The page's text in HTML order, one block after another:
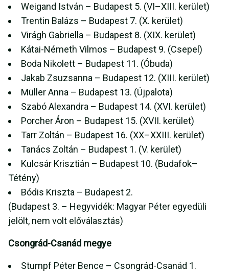
Weigand István – Budapest 5. (VI–XIII. kerület)
Trentin Balázs – Budapest 7. (X. kerület)
Virágh Gabriella – Budapest 8. (XIX. kerület)
Kátai-Németh Vilmos – Budapest 9. (Csepel)
Boda Nikolett – Budapest 11. (Óbuda)
Jakab Zsuzsanna – Budapest 12. (XIII. kerület)
Müller Anna – Budapest 13. (Újpalota)
Szabó Alexandra – Budapest 14. (XVI. kerület)
Porcher Áron – Budapest 15. (XVII. kerület)
Tarr Zoltán – Budapest 16. (XX–XXIII. kerület)
Tanács Zoltán – Budapest 1. (V. kerület)
Kulcsár Krisztián – Budapest 10. (Budafok–
Tétény)
Bódis Kriszta – Budapest 2.
(Budapest 3. – Hegyvidék: Magyar Péter egyedüli
jelölt, nem volt előválasztás)
Csongrád-Csanád megye
Stumpf Péter Bence – Csongrád-Csanád 1.